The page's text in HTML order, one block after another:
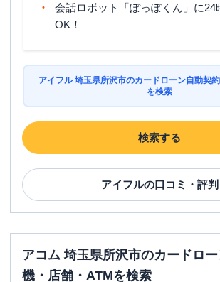
ATM営業時間
平日：24時間
ATM 〇
住所 埼玉県所沢市東狭山ヶ
営業時間
平日：9：00～15：00
土曜：-
日祝：-
ATM営業時間
はご利用いただけません
土曜 ：8：00～22：00
会話ロボット「ぽっぽくん」に24
OK！
アイフル 埼玉県所沢市のカードローン自動契
を検索
検索する
アイフルの口コミ・評判
アコム 埼玉県所沢市のカードロ
機・店舗・ATMを検索